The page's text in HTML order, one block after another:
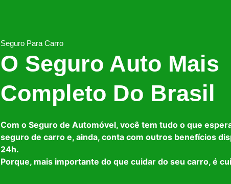
Seguro Para Carro
O Seguro Auto Mais
Completo Do Brasil
Com o Seguro de Automóvel, você tem tudo o que
seguro de carro e, ainda, conta com outros benefícios
24h.
Porque, mais importante do que cuidar do seu carro, é